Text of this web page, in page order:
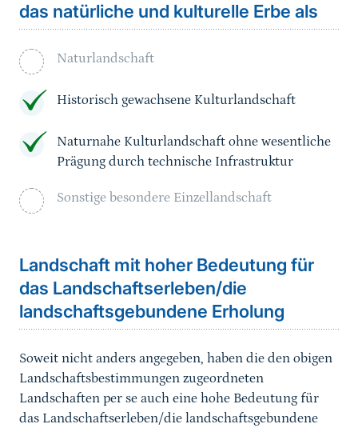
das natürliche und kulturelle Erbe als
Naturlandschaft
Historisch gewachsene Kulturlandschaft
Naturnahe Kulturlandschaft ohne wesentliche
Prägung durch technische Infrastruktur
Sonstige besondere Einzellandschaft
Landschaft mit hoher Bedeutung für
das Landschaftserleben/die
landschaftsgebundene Erholung
Soweit nicht anders angegeben, haben die den obigen
Landschaftsbestimmungen zugeordneten
Landschaften per se auch eine hohe Bedeutung für
das Landschaftserleben/die landschaftsgebundene